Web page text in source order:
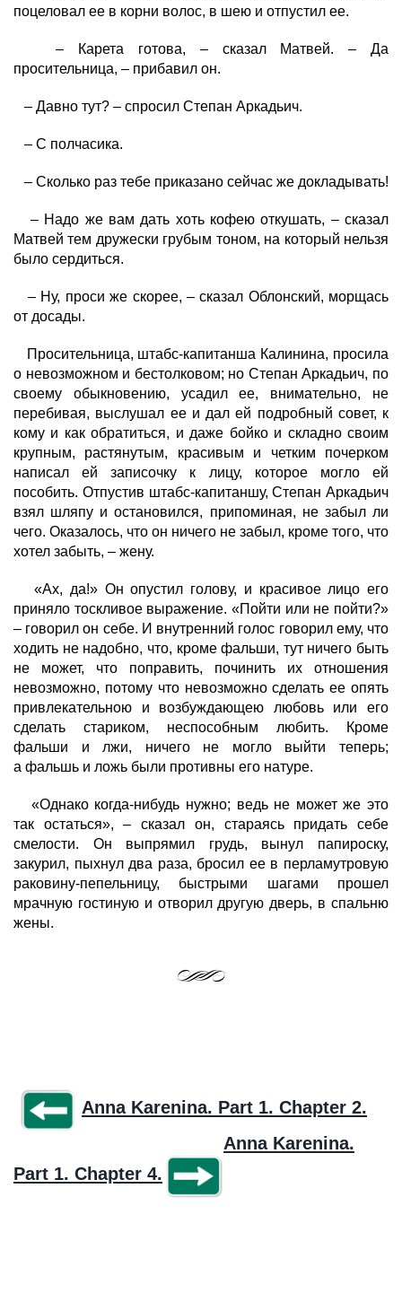
поцеловал ее в корни волос, в шею и отпустил ее.
– Карета готова, – сказал Матвей. – Да
просительница, – прибавил он.
– Давно тут? – спросил Степан Аркадьич.
– С полчасика.
– Сколько раз тебе приказано сейчас же докладывать!
– Надо же вам дать хоть кофею откушать, – сказал
Матвей тем дружески грубым тоном, на который нельзя
было сердиться.
– Ну, проси же скорее, – сказал Облонский, морщась
от досады.
Просительница, штабс-капитанша Калинина, просила
о невозможном и бестолковом; но Степан Аркадьич, по
своему обыкновению, усадил ее, внимательно, не
перебивая, выслушал ее и дал ей подробный совет, к
кому и как обратиться, и даже бойко и складно своим
крупным, растянутым, красивым и четким почерком
написал ей записочку к лицу, которое могло ей
пособить. Отпустив штабс-капитаншу, Степан Аркадьич
взял шляпу и остановился, припоминая, не забыл ли
чего. Оказалось, что он ничего не забыл, кроме того, что
хотел забыть, – жену.
«Ах, да!» Он опустил голову, и красивое лицо его
приняло тоскливое выражение. «Пойти или не пойти?»
– говорил он себе. И внутренний голос говорил ему, что
ходить не надобно, что, кроме фальши, тут ничего быть
не может, что поправить, починить их отношения
невозможно, потому что невозможно сделать ее опять
привлекательною и возбуждающею любовь или его
сделать стариком, неспособным любить. Кроме
фальши и лжи, ничего не могло выйти теперь;
а фальшь и ложь были противны его натуре.
«Однако когда-нибудь нужно; ведь не может же это
так остаться», – сказал он, стараясь придать себе
смелости. Он выпрямил грудь, вынул папироску,
закурил, пыхнул два раза, бросил ее в перламутровую
раковину-пепельницу, быстрыми шагами прошел
мрачную гостиную и отворил другую дверь, в спальню
жены.
Anna Karenina. Part 1. Chapter 2.
Anna Karenina.
Part 1. Chapter 4.